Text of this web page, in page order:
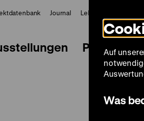
Journal LeMO
Programm
Auf
Was